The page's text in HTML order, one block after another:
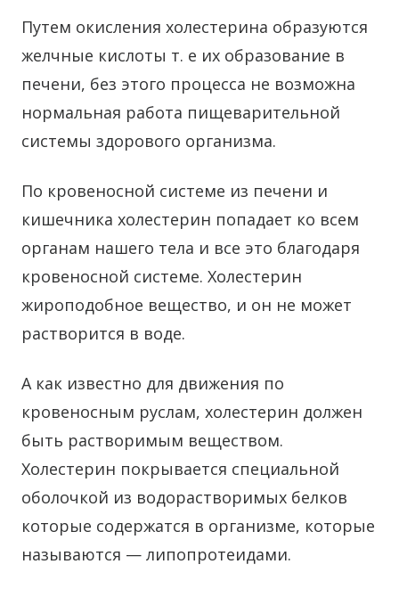
Путем окисления холестерина образуются
желчные кислоты т. е их образование в
печени, без этого процесса не возможна
нормальная работа пищеварительной
системы здорового организма.
По кровеносной системе из печени и
кишечника холестерин попадает ко всем
органам нашего тела и все это благодаря
кровеносной системе. Холестерин
жироподобное вещество, и он не может
растворится в воде.
А как известно для движения по
кровеносным руслам, холестерин должен
быть растворимым веществом.
Холестерин покрывается специальной
оболочкой из водорастворимых белков
которые содержатся в организме, которые
называются — липопротеидами.